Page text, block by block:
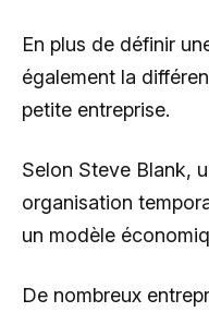
En plus de définir
également la
petite entreprise.
Selon Steve Blank,
organisation
un modèle
De nombreux